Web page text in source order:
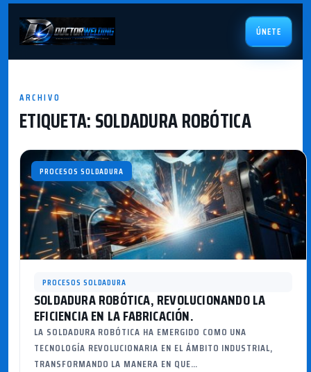
ÚNETE
ARCHIVO
ETIQUETA:SOLDADURA ROBÓTICA
PROCESOS SOLDADURA
PROCESOS SOLDADURA
SOLDADURA ROBÓTICA, REVOLUCIONANDO LA
EFICIENCIA EN LA FABRICACIÓN.
LA SOLDADURA ROBÓTICA HA EMERGIDO COMO UNA
TECNOLOGÍA REVOLUCIONARIA EN EL ÁMBITO INDUSTRIAL,
TRANSFORMANDO LA MANERA EN QUE…